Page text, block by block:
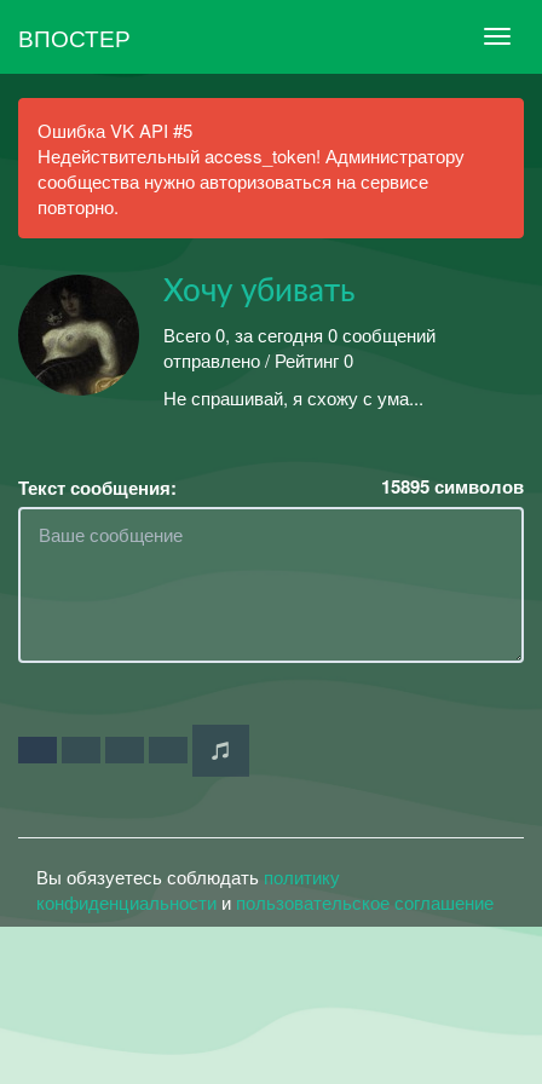
ВПОСТЕР
Ошибка VK API #5
Недействительный access_token! Администратору
сообщества нужно авторизоваться на сервисе
повторно.
Хочу убивать
Всего 0, за сегодня 0 сообщений
отправлено / Рейтинг 0
Не спрашивай, я схожу с ума...
Текст сообщения: 15895символов
Вы обязуетесь соблюдать политику
конфиденциальности и пользовательское соглашение